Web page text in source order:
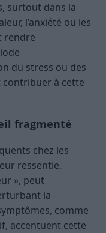
surtout dans la
l’anxiété ou les
rendre
du stress ou des
contribuer à cette
fragmenté
chez les
ressentie,
», peut
la
comme
accentuent cette